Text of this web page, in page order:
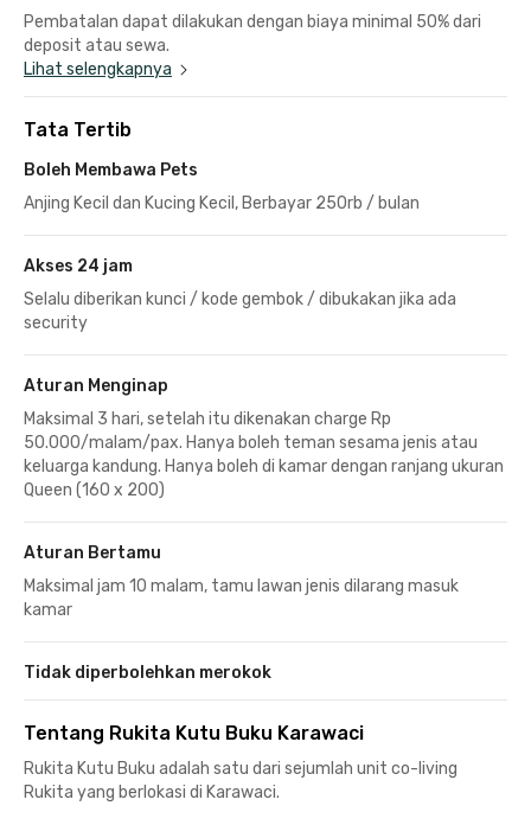
Pembatalan dapat dilakukan dengan biaya minimal 50% dari
deposit atau sewa.
Lihat selengkapnya
Tata Tertib
Boleh Membawa Pets
Anjing Kecil dan Kucing Kecil, Berbayar 250rb / bulan
Akses 24 jam
Selalu diberikan kunci / kode gembok / dibukakan jika ada
security
Aturan Menginap
Maksimal 3 hari, setelah itu dikenakan charge Rp
50.000/malam/pax. Hanya boleh teman sesama jenis atau
keluarga kandung. Hanya boleh di kamar dengan ranjang ukuran
Queen (160 x 200)
Aturan Bertamu
Maksimal jam 10 malam, tamu lawan jenis dilarang masuk
kamar
Tidak diperbolehkan merokok
Tentang Rukita Kutu Buku Karawaci
Rukita Kutu Buku adalah satu dari sejumlah unit co-living
Rukita yang berlokasi di Karawaci.